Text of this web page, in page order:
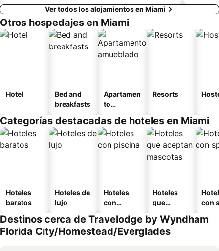
Ver todos los alojamientos en Miami
Otros hospedajes en Miami
Hotel
Bed and
breakfasts
Apartamen
to
o
Resorts
Categorías destacadas de hoteles en Miami
Hoteles
baratos
Hoteles de
lujo
Hoteles
con
Hoteles
que
mascotas
con
Destinos cerca de Travelodge by Wyndham
Florida City/Homestead/Everglades